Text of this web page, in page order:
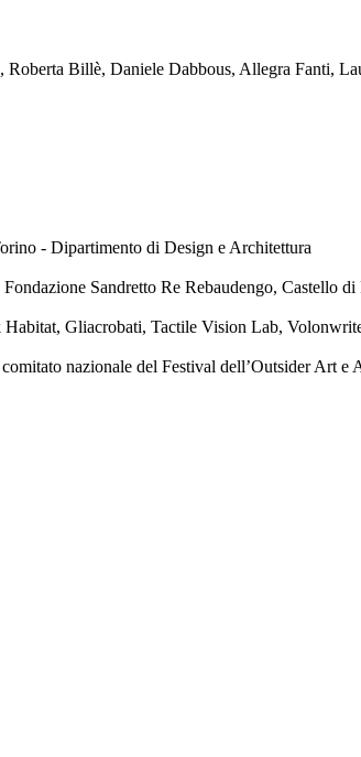
Roberta Billè, Daniele Dabbous, Allegra Fanti,
- Dipartimento di Design e Architettura
Sandretto Re Rebaudengo, Castello
Habitat, Gliacrobati, Tactile Vision Lab,
nazionale del Festival dell’Outsider Art e